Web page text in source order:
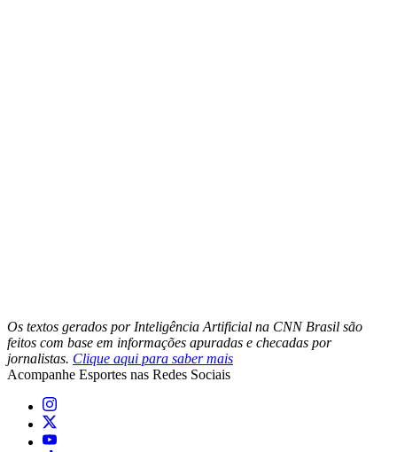
Os textos gerados por Inteligência Artificial na CNN Brasil são
feitos com base em informações apuradas e checadas por
jornalistas. Clique aqui para saber mais
Acompanhe Esportes nas Redes Sociais